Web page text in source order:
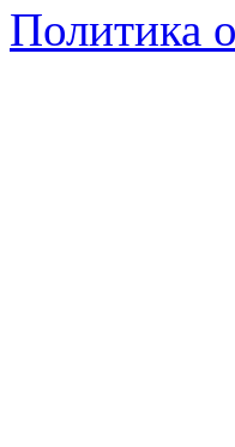
Политика